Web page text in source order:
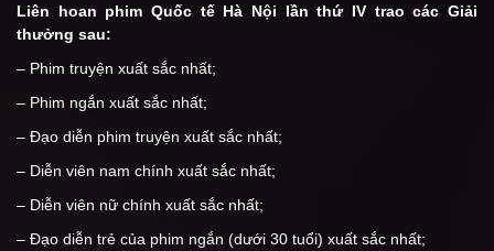
Liên hoan phim Quốc tế Hà Nội lần thứ IV trao các Giải
thưởng sau:
– Phim truyện xuất sắc nhất;
– Phim ngắn xuất sắc nhất;
– Đạo diễn phim truyện xuất sắc nhất;
– Diễn viên nam chính xuất sắc nhất;
– Diễn viên nữ chính xuất sắc nhất;
– Đạo diễn trẻ của phim ngắn (dưới 30 tuổi) xuất sắc nhất;